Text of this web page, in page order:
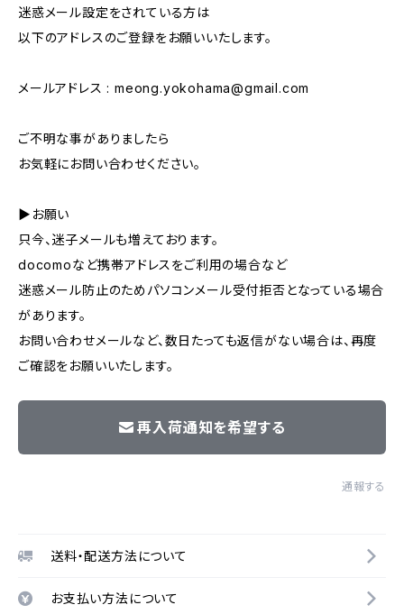
迷惑メール設定をされている方は
以下のアドレスのご登録をお願いいたします。
メールアドレス :meong.yokohama@gmail.com
ご不明な事がありましたら
お気軽にお問い合わせください。
▶︎お願い
只今、迷子メールも増えております。
docomoなど携帯アドレスをご利用の場合など
迷惑メール防止のためパソコンメール受付拒否となっている場合
があります。
お問い合わせメールなど、数日たっても返信がない場合は、再度
ご確認をお願いいたします。
再入荷通知を希望する
通報する
送料・配送方法について
お支払い方法について